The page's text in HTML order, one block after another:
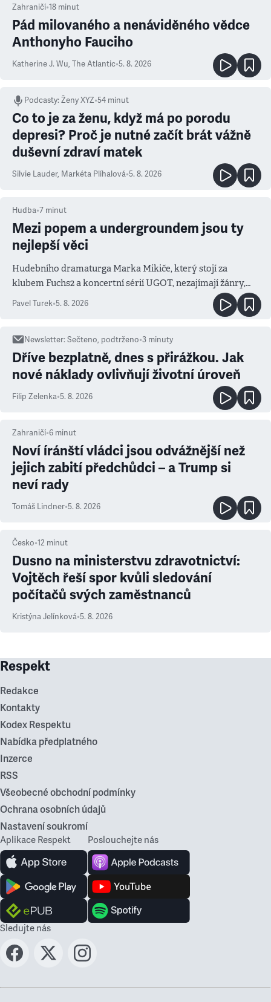
Zahraničí•18 minut
Pád milovaného a nenáviděného vědce
Anthonyho Fauciho
Katherine J. Wu, The Atlantic•5. 8. 2026
Podcasty:Ženy XYZ•54 minut
Co to je za ženu, když má po porodu
depresi? Proč je nutné začít brát vážně
duševní zdraví matek
Silvie Lauder, Markéta Plíhalová•5. 8. 2026
Hudba•7 minut
Mezi popem a undergroundem jsou ty
nejlepší věci
Hudebního dramaturga Marka Mikiče, který stojí za
klubem Fuchs2 a koncertní sérií UGOT, nezajímají žánry,
ale atmosféra
Pavel Turek•5. 8. 2026
Newsletter:Sečteno, podtrženo•3 minuty
Dříve bezplatně, dnes s přirážkou. Jak
nové náklady ovlivňují životní úroveň
Filip Zelenka•5. 8. 2026
Zahraničí•6 minut
Noví íránští vládci jsou odvážnější než
jejich zabití předchůdci – a Trump si
neví rady
Tomáš Lindner•5. 8. 2026
Česko•12 minut
Dusno na ministerstvu zdravotnictví:
Vojtěch řeší spor kvůli sledování
počítačů svých zaměstnanců
Kristýna Jelínková•5. 8. 2026
Respekt
Redakce
Kontakty
Kodex Respektu
Nabídka předplatného
Inzerce
RSS
Všeobecné obchodní podmínky
Ochrana osobních údajů
Nastavení soukromí
Aplikace Respekt Poslouchejte nás
Sledujte nás